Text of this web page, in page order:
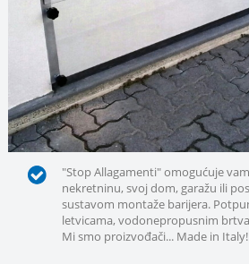
"Stop Allagamenti" omogućuje
nekretninu, svoj dom, garažu ili
sustavom montaže barijera.
letvicama, vodonepropusnim
Mi smo proizvođači... Made in Italy!